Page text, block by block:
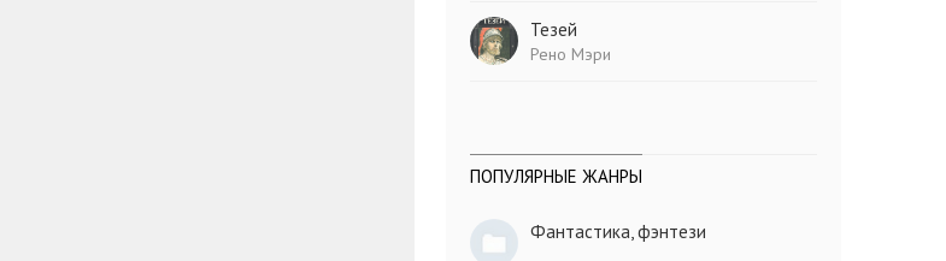
Тезей
Рено Мэри
ПОПУЛЯРНЫЕ ЖАНРЫ
Фантастика, фэнтези